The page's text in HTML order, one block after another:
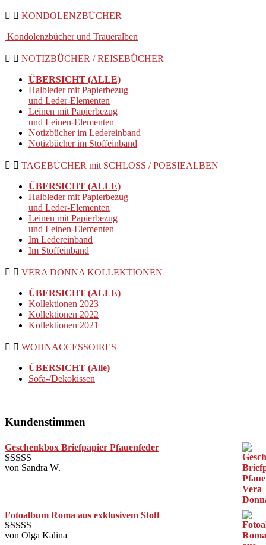
KONDOLENZBÜCHER
Kondolenzbücher und Traueralben
NOTIZBÜCHER / REISEBÜCHER
ÜBERSICHT (ALLE)
Halbleder mit Papierbezug
und Leder-Elementen
Leinen mit Papierbezug
und Leinen-Elementen
Notizbücher im Ledereinband
Notizbücher im Stoffeinband
TAGEBÜCHER mit SCHLOSS / POESIEALBEN
ÜBERSICHT (ALLE)
Halbleder mit Papierbezug
und Leder-Elementen
Leinen mit Papierbezug
und Leinen-Elementen
Im Ledereinband
Im Stoffeinband
VERA DONNA KOLLEKTIONEN
ÜBERSICHT (ALLE)
Kollektionen 2023
Kollektionen 2022
Kollektionen 2021
WOHNACCESSOIRES
ÜBERSICHT (Alle)
Sofa-/Dekokissen
Kundenstimmen
Geschenkbox Briefpapier Pfauenfeder
Bewertet mit
von Sandra W.
Fotoalbum Roma aus exklusivem Stoff
Bewertet mit
von Olga Kalina